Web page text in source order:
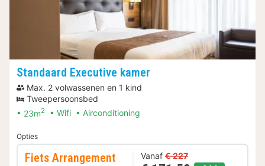
Standaard Executive kamer
Max. 2 volwassenen en 1 kind
Tweepersoonsbed
23m2 Wifi Airconditioning
Opties
Fiets Arrangement Vanaf € 227